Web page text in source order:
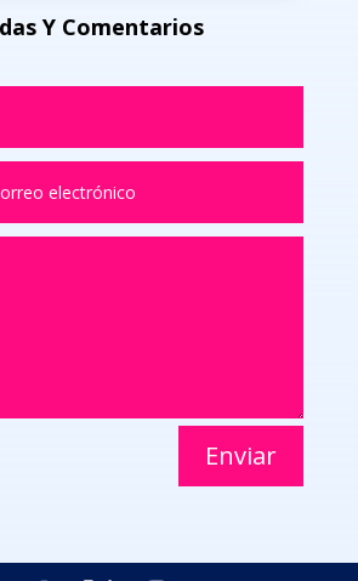
Y Comentarios
Enviar